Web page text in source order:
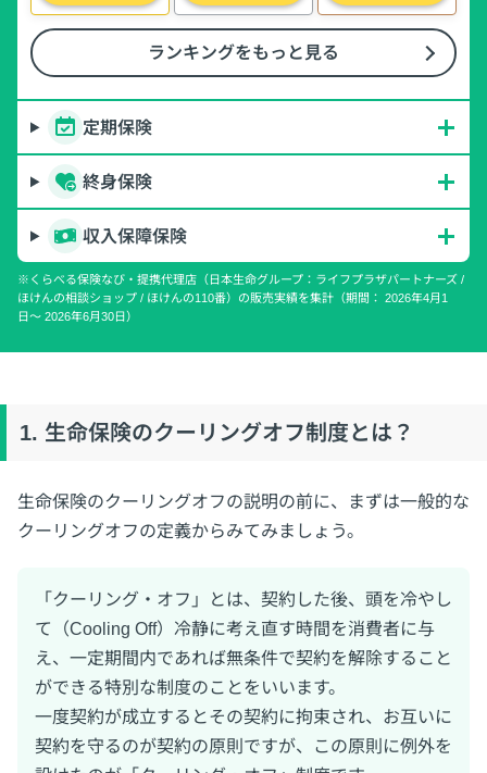
ランキングをもっと見る
定期保険
終身保険
収入保障保険
※くらべる保険なび・提携代理店（日本生命グループ：ライフプラザパートナーズ /
ほけんの相談ショップ / ほけんの110番）の販売実績を集計（期間： 2026年4月1
日〜 2026年6月30日）
1. 生命保険のクーリングオフ制度とは？
生命保険のクーリングオフの説明の前に、まずは一般的な
クーリングオフの定義からみてみましょう。
「クーリング・オフ」とは、契約した後、頭を冷やし
て（Cooling Off）冷静に考え直す時間を消費者に与
え、一定期間内であれば無条件で契約を解除すること
ができる特別な制度のことをいいます。
一度契約が成立するとその契約に拘束され、お互いに
契約を守るのが契約の原則ですが、この原則に例外を